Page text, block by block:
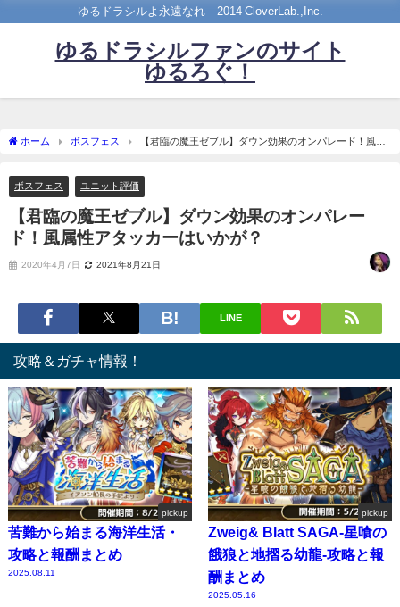
ゆるドラシルよ永遠なれ©2014 CloverLab.,Inc.
ゆるドラシルファンのサイト
ゆるろぐ！
ホーム ボスフェス
【君臨の魔王ゼブル】ダウン効果のオンパレード！風属
ボスフェス ユニット評価
【君臨の魔王ゼブル】ダウン効果のオンパレー
ド！風属性アタッカーはいかが？
2020年4月7日 2021年8月21日
LINE
攻略＆ガチャ情報！
pickup
苦難から始まる海洋生活・
攻略と報酬まとめ
2025.08.11
pickup
Zweig& Blatt SAGA-星喰の
餓狼と地摺る幼龍-攻略と報
酬まとめ
2025.05.16